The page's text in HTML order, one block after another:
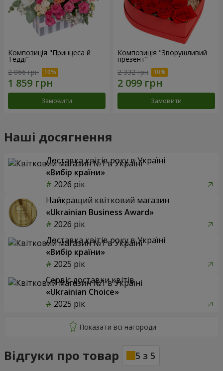
Композиція "Принцеса й
Тедді"
2 066 грн
Замовити
Композиція "Зворушливий
презент"
2 332 грн
Замовити
Наші досягнення
Доставка квітів року в Україні
«Вибір країни»
2026 рік
Найкращий квітковий магазин
«Ukrainian Business Award»
2026 рік
Доставка квітів року в Україні
«Вибір країни»
2025 рік
Сервіс доставки квітів
«Ukrainian Choice»
2025 рік
Відгуки про товар 5 з 5